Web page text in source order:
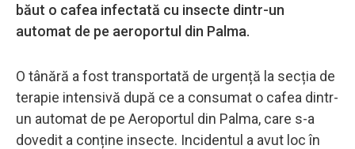
băut o cafea infectată cu insecte dintr-un
automat de pe aeroportul din Palma.
O tânără a fost transportată de urgență la secția de
terapie intensivă după ce a consumat o cafea dintr-
un automat de pe Aeroportul din Palma, care s-a
dovedit a conține insecte. Incidentul a avut loc în